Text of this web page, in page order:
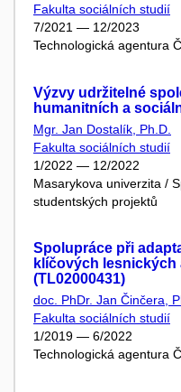
Fakulta sociálních studií
7/2021 — 12/2023
Technologická agentura
Výzvy udržitelné
humanitních a
Mgr. Jan Dostalík, Ph.D.
Fakulta sociálních studií
1/2022 — 12/2022
Masarykova univerzita /
studentských projektů
Spolupráce při
klíčových lesnických
(TL02000431)
doc. PhDr. Jan Činčera,
Fakulta sociálních studií
1/2019 — 6/2022
Technologická agentura